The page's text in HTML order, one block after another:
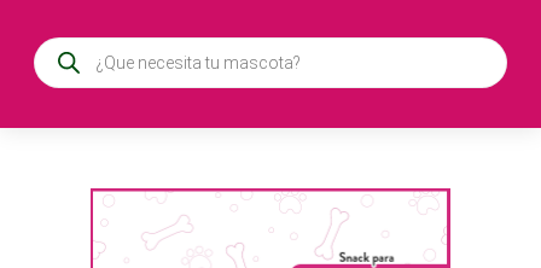
Búsqueda
de
productos